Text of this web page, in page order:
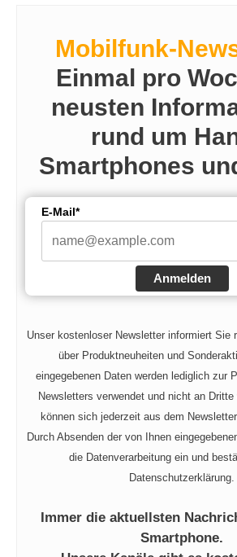
Mobilfunk-
Einmal pro
neusten
rund um
Smartphones
E-Mail*
Anmelden
Unser kostenloser Newsletter informiert Sie
über Produktneuheiten und
eingegebenen Daten werden lediglich zur
Newsletters verwendet und nicht an
können sich jederzeit aus dem
Durch Absenden der von Ihnen
die Datenverarbeitung ein und
Datenschutzerklärung.
Immer die aktuellsten
Smartphone.